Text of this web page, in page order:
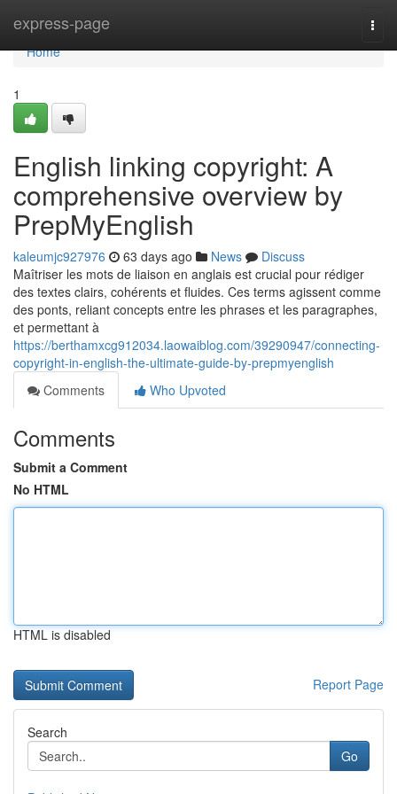
express-page
Home
Home
1
English linking copyright: A
comprehensive overview by
PrepMyEnglish
kaleumjc927976 63 days ago News
Discuss
Maîtriser les mots de liaison en anglais est crucial pour rédiger
des textes clairs, cohérents et fluides. Ces terms agissent comme
des ponts, reliant concepts entre les phrases et les paragraphes,
et permettant à
https://berthamxcg912034.laowaiblog.com/39290947/connecting-
copyright-in-english-the-ultimate-guide-by-prepmyenglish
Comments
Who Upvoted
Comments
Submit a Comment
No HTML
HTML is disabled
Report Page
Search
Go